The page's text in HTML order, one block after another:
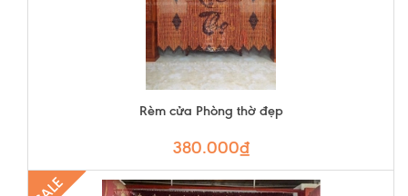
Rèm cửa Phòng thờ đẹp
380.000₫